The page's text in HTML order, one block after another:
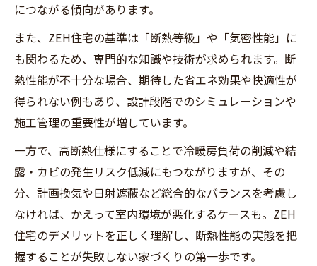
につながる傾向があります。
また、ZEH住宅の基準は「断熱等級」や「気密性能」に
も関わるため、専門的な知識や技術が求められます。断
熱性能が不十分な場合、期待した省エネ効果や快適性が
得られない例もあり、設計段階でのシミュレーションや
施工管理の重要性が増しています。
一方で、高断熱仕様にすることで冷暖房負荷の削減や結
露・カビの発生リスク低減にもつながりますが、その
分、計画換気や日射遮蔽など総合的なバランスを考慮し
なければ、かえって室内環境が悪化するケースも。ZEH
住宅のデメリットを正しく理解し、断熱性能の実態を把
握することが失敗しない家づくりの第一歩です。